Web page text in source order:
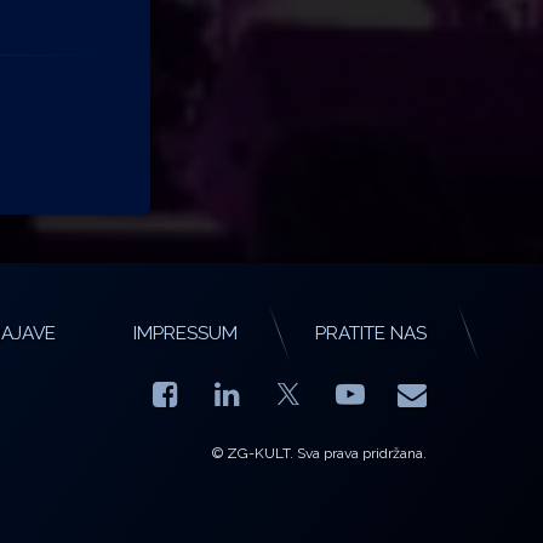
IMPRESSUM PRATITE NAS
Facebook
LinkedIn YouTube
E-mail
© ZG-KULT. Sva prava pridržana.